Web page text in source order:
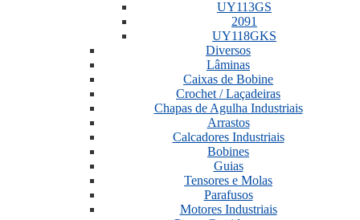
UY113GS
2091
UY118GKS
Diversos
Lâminas
Caixas de Bobine
Crochet / Laçadeiras
Chapas de Agulha Industriais
Arrastos
Calcadores Industriais
Bobines
Guias
Tensores e Molas
Parafusos
Motores Industriais